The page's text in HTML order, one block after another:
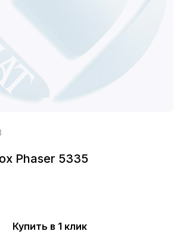
Phaser 5335
Купить в 1 клик